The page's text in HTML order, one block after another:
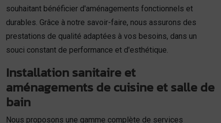
souhaitant bénéficier d'aménagements fonctionnels et
durables. Grâce à notre savoir-faire, nous assurons des
prestations de qualité adaptées à vos besoins, dans un
souci constant de performance et d'esthétique.
Installation sanitaire et
aménagements de cuisine et salle de
bain
Nous proposons une gamme complète de services